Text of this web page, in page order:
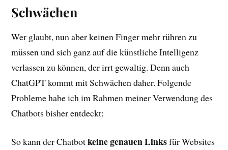
Schwächen
Wer glaubt, nun aber keinen Finger mehr rühren zu
müssen und sich ganz auf die künstliche Intelligenz
verlassen zu können, der irrt gewaltig. Denn auch
ChatGPT kommt mit Schwächen daher. Folgende
Probleme habe ich im Rahmen meiner Verwendung des
Chatbots bisher entdeckt:
So kann der Chatbotkeine genauen Linksfür Websites